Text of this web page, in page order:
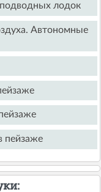
лодок
Автономные
пейзаже